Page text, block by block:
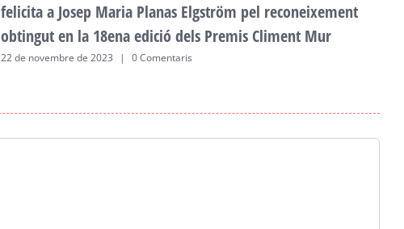
felicita a Josep Maria Planas Elgström pel reconeixement
obtingut en la 18ena edició dels Premis Climent Mur
22 de novembre de 2023 | 0 Comentaris